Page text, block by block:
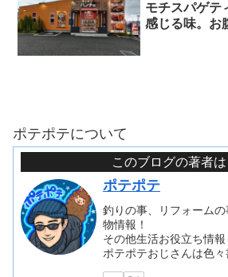
モチスパゲテ
感じる味。お
ポテポテについて
このブログの著者は
ポテポテ
釣りの事、リフォーム
物情報！
その他生活お役立ち情報
ポテポテおじさんは色々